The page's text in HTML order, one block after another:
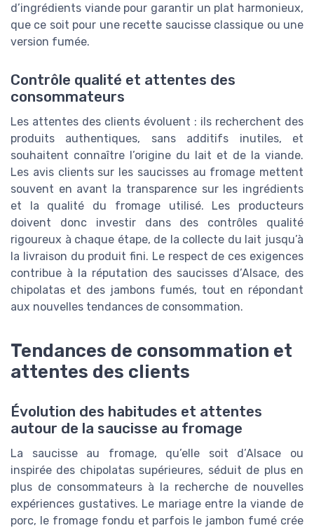
d’ingrédients viande pour garantir un plat harmonieux,
que ce soit pour une recette saucisse classique ou une
version fumée.
Contrôle qualité et attentes des
consommateurs
Les attentes des clients évoluent : ils recherchent des
produits authentiques, sans additifs inutiles, et
souhaitent connaître l’origine du lait et de la viande.
Les avis clients sur les saucisses au fromage mettent
souvent en avant la transparence sur les ingrédients
et la qualité du fromage utilisé. Les producteurs
doivent donc investir dans des contrôles qualité
rigoureux à chaque étape, de la collecte du lait jusqu’à
la livraison du produit fini. Le respect de ces exigences
contribue à la réputation des saucisses d’Alsace, des
chipolatas et des jambons fumés, tout en répondant
aux nouvelles tendances de consommation.
Tendances de consommation et
attentes des clients
Évolution des habitudes et attentes
autour de la saucisse au fromage
La saucisse au fromage, qu’elle soit d’Alsace ou
inspirée des chipolatas supérieures, séduit de plus en
plus de consommateurs à la recherche de nouvelles
expériences gustatives. Le mariage entre la viande de
porc, le fromage fondu et parfois le jambon fumé crée